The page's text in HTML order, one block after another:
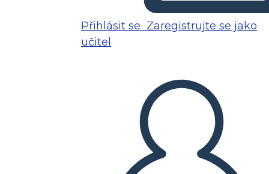
Přihlásit se Zaregistrujte se jako
učitel